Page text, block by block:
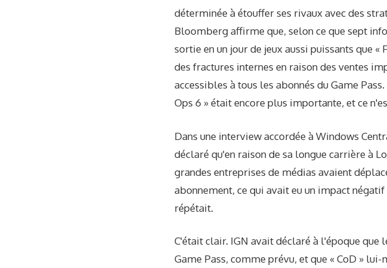
déterminée à étouffer ses rivaux avec des
Bloomberg affirme que, selon ce que sept
sortie en un jour de jeux aussi puissants que
des fractures internes en raison des ventes
accessibles à tous les abonnés du Game
Ops 6 » était encore plus importante, et ce
Dans une interview accordée à Windows
déclaré qu'en raison de sa longue carrière à
grandes entreprises de médias avaient
abonnement, ce qui avait eu un impact
répétait.
C'était clair. IGN avait déclaré à l'époque que
Game Pass, comme prévu, et que « CoD »